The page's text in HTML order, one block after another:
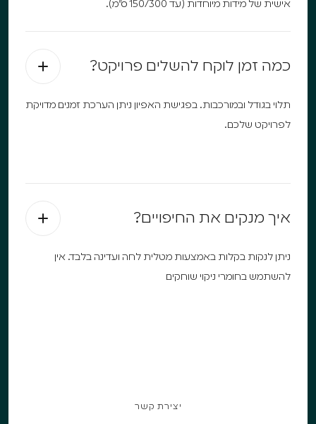
אישית של מידות מיוחדות (עד 150/300 ס"מ).
כמה זמן לוקח להשלים פרויקט?
תלוי בגודל ובמורכבות. בפגישת האפיון ניתן הערכת זמנים מדויקת
לפרויקט שלכם.
איך מנקים את החיפויים?
ניתן לנקות בקלות באמצעות מטלית לחה ועדינה בלבד. אין
להשתמש בחומרי ניקוי שוחקים
יצירת קשר